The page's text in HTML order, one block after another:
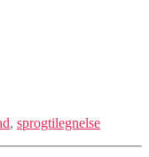
, sprogtilegnelse